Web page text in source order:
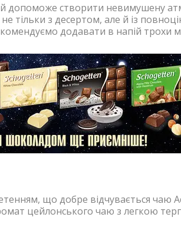
допоможе створити невимушену
тільки з десертом, але й із
додавати в напій трохи
що добре відчувається чаю
цейлонського чаю з легкою